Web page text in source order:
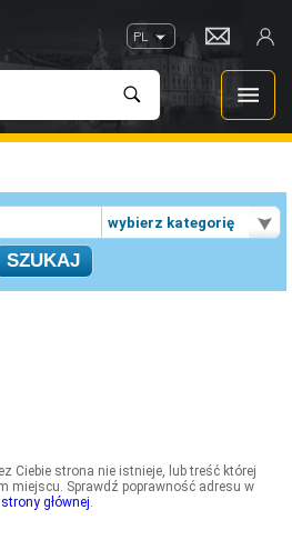
PL
wybierz kategorię
Ciebie strona nie istnieje, lub treść której
miejscu. Sprawdź poprawność adresu w
strony głównej.